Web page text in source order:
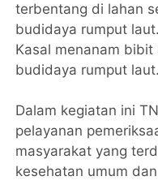
terbentang di lahan
budidaya rumput
Kasal menanam
budidaya rumput
Dalam kegiatan ini
pelayanan
masyarakat yang
kesehatan umum